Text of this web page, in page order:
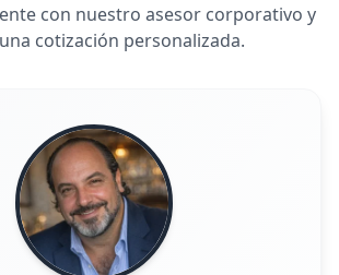
con nuestro asesor corporativo y
cotización personalizada.